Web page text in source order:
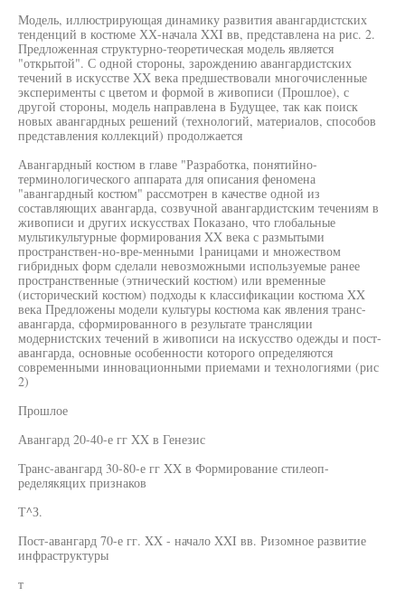
Модель, иллюстрирующая динамику развития авангардистских
тенденций в костюме ХХ-начала XXI вв, представлена на рис. 2.
Предложенная структурно-теоретическая модель является
"открытой". С одной стороны, зарождению авангардистских
течений в искусстве XX века предшествовали многочисленные
эксперименты с цветом и формой в живописи (Прошлое), с
другой стороны, модель направлена в Будущее, так как поиск
новых авангардных решений (технологий, материалов, способов
представления коллекций) продолжается
Авангардный костюм в главе "Разработка, понятийно-
терминологического аппарата для описания феномена
"авангардный костюм" рассмотрен в качестве одной из
составляющих авангарда, созвучной авангардистским течениям в
живописи и других искусствах Показано, что глобальные
мультикультурные формирования XX века с размытыми
пространствен-но-вре-менными 1раницами и множеством
гибридных форм сделали невозможными используемые ранее
пространственные (этнический костюм) или временные
(исторический костюм) подходы к классификации костюма XX
века Предложены модели культуры костюма как явления транс-
авангарда, сформированного в результате трансляции
модернистских течений в живописи на искусство одежды и пост-
авангарда, основные особенности которого определяются
современными инновационными приемами и технологиями (рис
2)
Прошлое
Авангард 20-40-е гг XX в Генезис
Транс-авангард 30-80-е гг XX в Формирование стилеоп-
ределякяцих признаков
Т^З.
Пост-авангард 70-е гг. XX - начало XXI вв. Ризомное развитие
инфраструктуры
т